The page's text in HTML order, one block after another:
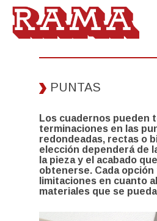
PUNTAS
Los cuadernos pueden
terminaciones en las
redondeadas, rectas o
elección dependerá de
la pieza y el acabado
obtenerse. Cada
limitaciones en cuanto
materiales que se